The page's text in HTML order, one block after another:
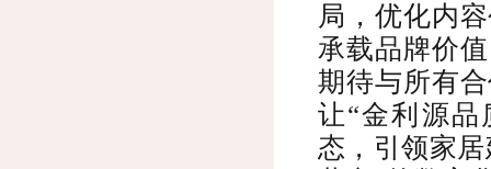
局，优化内
承载品牌价
期待与所有
让“金利源品
态，引领家